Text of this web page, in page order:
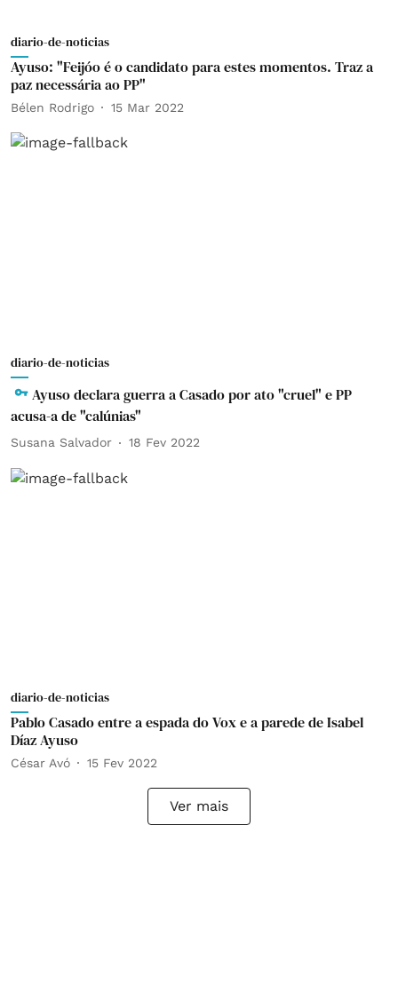
diario-de-noticias
Ayuso: "Feijóo é o candidato para estes momentos. Traz a
paz necessária ao PP"
Bélen Rodrigo 15 Mar 2022
diario-de-noticias
Ayuso declara guerra a Casado por ato "cruel" e PP
acusa-a de "calúnias"
Susana Salvador 18 Fev 2022
diario-de-noticias
Pablo Casado entre a espada do Vox e a parede de Isabel
Díaz Ayuso
César Avó 15 Fev 2022
Ver mais